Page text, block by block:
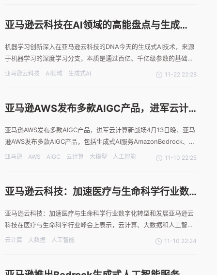
亚马逊云科技在AI领域的高能盘点与生成式
机器学习创新深入在亚马逊云科技的DNA今天的生成式AI技术，来源
于机器学习的深度学习分支，本质是通过百亿、千亿级参数的基础模
型算法，生成图片、文本、代码、甚至语音、视频等内容的技术。20
亚马逊云科技 AI领域 生成式AI 11-22 22:28
亚马逊AWS发布多款AIGC产品，进军云计
亚马逊AWS发布多款AIGC产品，进军云计算新战场4月13日晚，亚马
逊AWS发布多款AIGC产品，包括生成式AI服务AmazonBedrock、AI
大模型Titan（泰坦）、软件开发工具AmazonCodeWhisperer，以
亚马逊 AWS AIGC 云计算 大模型 人工智能 11-10 22:25
亚马逊云科技：加速医疗与生命科学行业数
亚马逊云科技：加速医疗与生命科学行业数字化转型和发展亚马逊云
科技在医疗与生命科学行业峰会上表示，云计算、大数据和人工智能
等技术是加速该行业数字化转型和发展的重要途径。作为医疗与生命
云计算 大数据 人工智能 11-10 22:24